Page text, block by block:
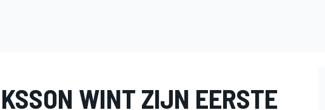
WINT ZIJN EERSTE